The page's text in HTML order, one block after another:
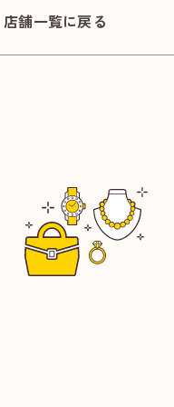
店舗一覧に戻る